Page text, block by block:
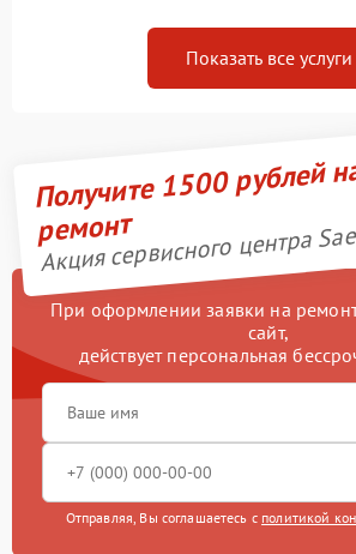
Показать все услуги
Получите 1500 рублей
ремонт
Акция сервисного центра
При оформлении заявки на
сайт,
действует персональная
Отправляя, Вы соглашаетесь с политикой